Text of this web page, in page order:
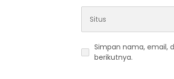
Simpan nama, email,
berikutnya.